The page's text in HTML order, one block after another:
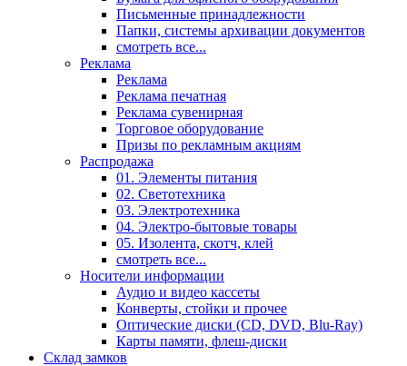
Письменные принадлежности
Папки, системы архивации документов
смотреть все...
Реклама
Реклама
Реклама печатная
Реклама сувенирная
Торговое оборудование
Призы по рекламным акциям
Распродажа
01. Элементы питания
02. Светотехника
03. Электротехника
04. Электро-бытовые товары
05. Изолента, скотч, клей
смотреть все...
Носители информации
Аудио и видео кассеты
Конверты, стойки и прочее
Оптические диски (CD, DVD, Blu-Ray)
Карты памяти, флеш-диски
Склад замков